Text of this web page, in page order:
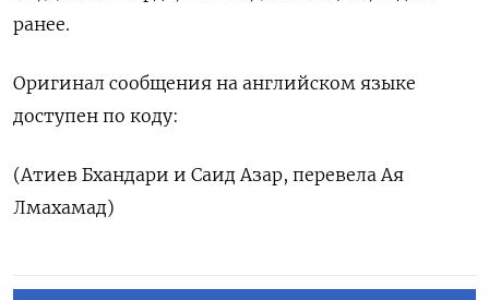
ранее.
Оригинал сообщения на английском языке
доступен по коду:
(Атиев Бхандари и Саид Азар, перевела Ая
Лмахамад)